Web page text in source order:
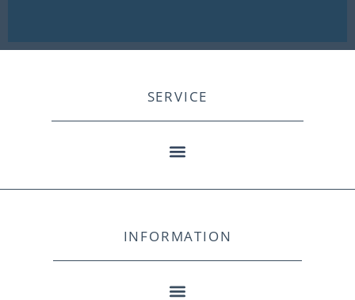
SERVICE
INFORMATION